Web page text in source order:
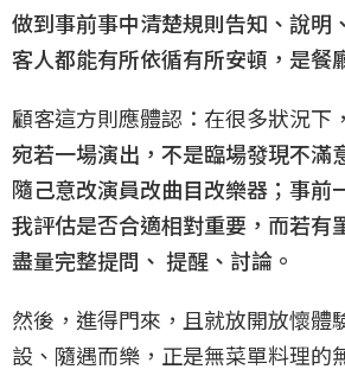
做到事前事中清楚規則告知、說明
客人都能有所依循有所安頓，是餐
顧客這方則應體認：在很多狀況下，
宛若一場演出，不是臨場發現不滿
隨己意改演員改曲目改樂器；事前
我評估是否合適相對重要，而若有
盡量完整提問、 提醒、討論。
然後，進得門來，且就放開放懷體
設、隨遇而樂，正是無菜單料理的